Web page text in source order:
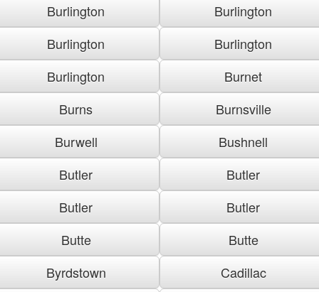
Burlington
Burlington
Burlington
Burlington
Burlington
Burnet
Burns
Burnsville
Burwell
Bushnell
Butler
Butler
Butler
Butler
Butte
Butte
Byrdstown
Cadillac